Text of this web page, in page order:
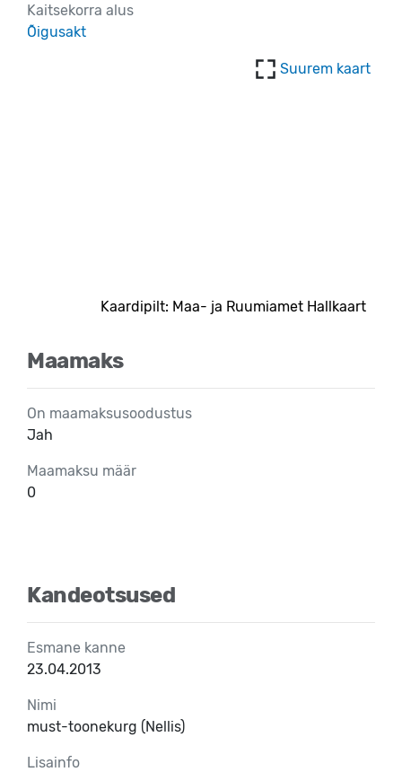
Kaitsekorra alus
Õigusakt
Suurem kaart
Kaardipilt: Maa- ja Ruumiamet Hallkaart
Maamaks
On maamaksusoodustus
Jah
Maamaksu määr
0
Kandeotsused
Esmane kanne
23.04.2013
Nimi
must-toonekurg (Nellis)
Lisainfo